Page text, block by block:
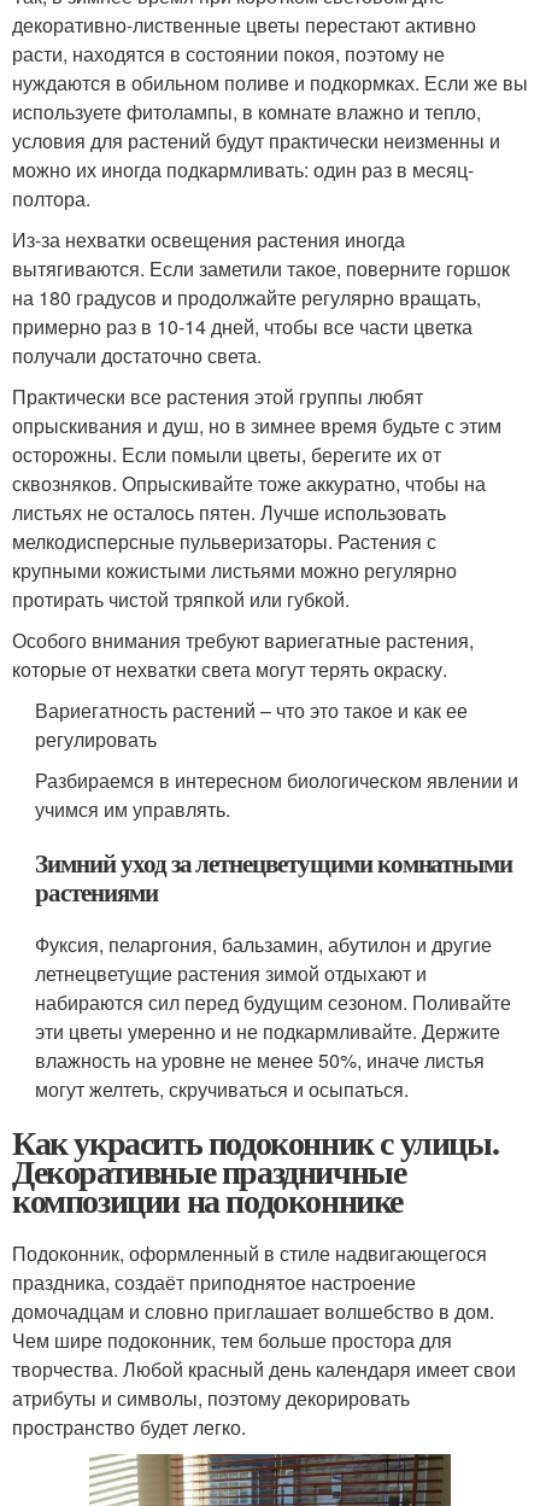
декоративно-лиственные цветы перестают активно
расти, находятся в состоянии покоя, поэтому не
нуждаются в обильном поливе и подкормках. Если же вы
используете фитолампы, в комнате влажно и тепло,
условия для растений будут практически неизменны и
можно их иногда подкармливать: один раз в месяц-
полтора.
Из-за нехватки освещения растения иногда
вытягиваются. Если заметили такое, поверните горшок
на 180 градусов и продолжайте регулярно вращать,
примерно раз в 10-14 дней, чтобы все части цветка
получали достаточно света.
Практически все растения этой группы любят
опрыскивания и душ, но в зимнее время будьте с этим
осторожны. Если помыли цветы, берегите их от
сквозняков. Опрыскивайте тоже аккуратно, чтобы на
листьях не осталось пятен. Лучше использовать
мелкодисперсные пульверизаторы. Растения с
крупными кожистыми листьями можно регулярно
протирать чистой тряпкой или губкой.
Особого внимания требуют вариегатные растения,
которые от нехватки света могут терять окраску.
Вариегатность растений – что это такое и как ее
регулировать
Разбираемся в интересном биологическом явлении и
учимся им управлять.
Зимний уход за летнецветущими комнатными
растениями
Фуксия, пеларгония, бальзамин, абутилон и другие
летнецветущие растения зимой отдыхают и
набираются сил перед будущим сезоном. Поливайте
эти цветы умеренно и не подкармливайте. Держите
влажность на уровне не менее 50%, иначе листья
могут желтеть, скручиваться и осыпаться.
Как украсить подоконник с улицы.
Декоративные праздничные
композиции на подоконнике
Подоконник, оформленный в стиле надвигающегося
праздника, создаёт приподнятое настроение
домочадцам и словно приглашает волшебство в дом.
Чем шире подоконник, тем больше простора для
творчества. Любой красный день календаря имеет свои
атрибуты и символы, поэтому декорировать
пространство будет легко.